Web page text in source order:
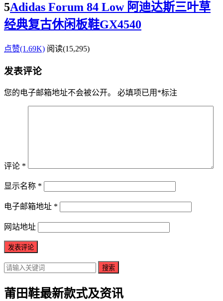
5Adidas Forum 84 Low 阿迪达斯三叶草
经典复古休闲板鞋GX4540
点赞(1.69K) 阅读(15,295)
发表评论
您的电子邮箱地址不会被公开。 必填项已用 *标注
评论 *
显示名称 *
电子邮箱地址 *
网站地址
搜索
莆田鞋最新款式及资讯